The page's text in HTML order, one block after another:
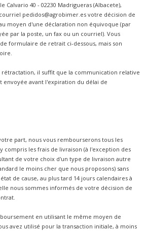
Calvario 40 - 02230 Madrigueras (Albacete),
pedidos@agrobimer.es votre décision de
moyen d'une déclaration non équivoque (par
par la poste, un fax ou un courriel). Vous
formulaire de retrait ci-dessous, mais son
il suffit que la communication relative
envoyée avant l'expiration du délai de
part, nous vous rembourserons tous les
compris les frais de livraison (à l'exception des
de votre choix d'un type de livraison autre
le moins cher que nous proposons) sans
de cause, au plus tard 14 jours calendaires à
nous sommes informés de votre décision de
en utilisant le même moyen de
avez utilisé pour la transaction initiale, à moins